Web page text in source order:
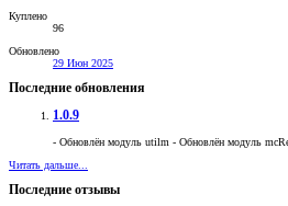
Куплено
96
Обновлено
29 Июн 2025
Последние обновления
1.0.9
- Обновлён модуль utilm - Обновлён модуль
Читать дальше...
Последние отзывы